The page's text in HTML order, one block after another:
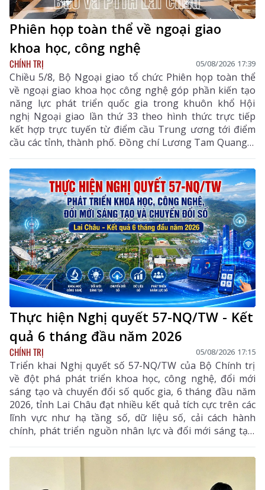
Phiên họp toàn thể về ngoại giao
khoa học, công nghệ
CHÍNH TRỊ 05/08/2026 17:39
Chiều 5/8, Bộ Ngoại giao tổ chức Phiên họp toàn thể
về ngoại giao khoa học công nghệ góp phần kiến tạo
năng lực phát triển quốc gia trong khuôn khổ Hội
nghị Ngoại giao lần thứ 33 theo hình thức trực tiếp
kết hợp trực tuyến từ điểm cầu Trung ương tới điểm
cầu các tỉnh, thành phố. Đồng chí Lương Tam Quang –
Uỷ viên Bộ Chính trị, Bộ trưởng Bộ Công an, Phó
Trưởng ban Thường trực Ban Chỉ đạo Trung ương
thực hiện Nghị quyết số 57-NQ/TW của Bộ Chính trị
dự và chỉ đạo phiên họp. Dự phiên họp còn có đồng
chí Lê Hoài Trung - Ủy viên Bộ Chính trị, Bí thư Đảng
ủy, Bộ trưởng Bộ Ngoại giao; đại diện lãnh đạo các
ban, bộ, ngành Trung ương.
Thực hiện Nghị quyết 57-NQ/TW - Kết
quả 6 tháng đầu năm 2026
CHÍNH TRỊ 05/08/2026 17:15
Triển khai Nghị quyết số 57-NQ/TW của Bộ Chính trị
về đột phá phát triển khoa học, công nghệ, đổi mới
sáng tạo và chuyển đổi số quốc gia, 6 tháng đầu năm
2026, tỉnh Lai Châu đạt nhiều kết quả tích cực trên các
lĩnh vực như hạ tầng số, dữ liệu số, cải cách hành
chính, phát triển nguồn nhân lực và đổi mới sáng tạo.
Trong 6 tháng cuối năm, tỉnh tiếp tục tập trung thực
hiện các nhiệm vụ trọng tâm, tạo chuyển biến mạnh
mẽ trong phát triển khoa học, công nghệ, đổi mới
sáng tạo và chuyển đổi số.